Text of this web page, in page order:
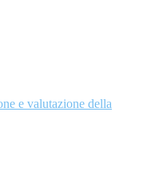
e valutazione della